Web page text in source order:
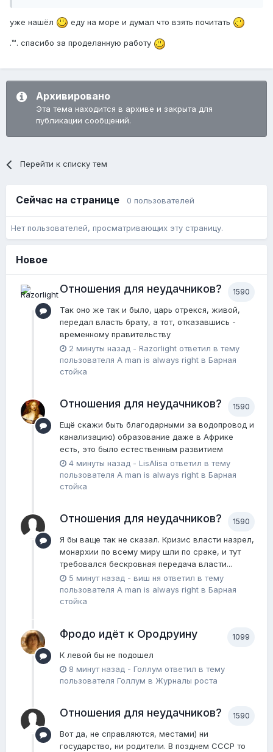
уже нашёл еду на море и думал что взять почитать
.™. спасибо за проделанную работу
Архивировано
Эта тема находится в архиве и закрыта для
публикации сообщений.
Перейти к списку тем
Сейчас на странице 0 пользователей
Нет пользователей, просматривающих эту страницу.
Новое
1590
Отношения для неудачников?
Так оно же так и было, царь отрекся, живой,
передал власть брату, а тот, отказавшись -
временному правительству
2 минуты назад - Razorlight ответил в тему
пользователя A man is always right в Барная
стойка
1590
Отношения для неудачников?
Ещё скажи быть благодарными за водопровод и
канализацию) образование даже в Африке
есть, это было естественным развитием
4 минуты назад - LisAlisa ответил в тему
пользователя A man is always right в Барная
стойка
1590
Отношения для неудачников?
Я бы ваще так не сказал. Кризис власти назрел,
монархии по всему миру шли по сраке, и тут
требовался бескровная передача власти...
5 минут назад - виш ня ответил в тему
пользователя A man is always right в Барная
стойка
1099
Фродо идёт к Ородруину
К левой бы не подошел
8 минут назад - Голлум ответил в тему
пользователя Голлум в Журналы роста
1590
Отношения для неудачников?
Вот да, не справляются, местами) ни
государство, ни родители. В позднем СССР то